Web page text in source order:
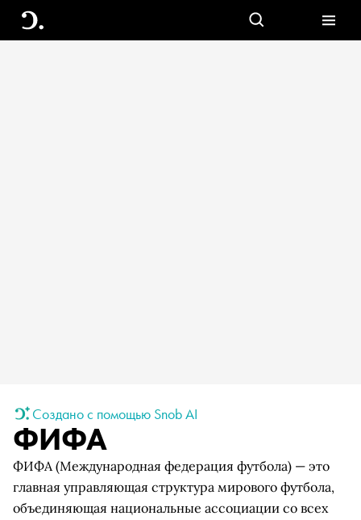
Создано с помощью Snob AI
ФИФА
ФИФА (Международная федерация футбола) — это
главная управляющая структура мирового футбола,
объединяющая национальные ассоциации со всех